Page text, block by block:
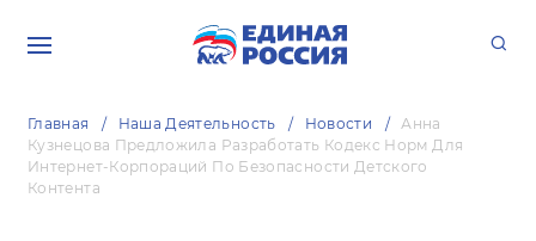
Главная Наша Деятельность Новости
Анна
Кузнецова Предложила Разработать Кодекс Норм Для
Интернет-Корпораций По Безопасности Детского
Контента